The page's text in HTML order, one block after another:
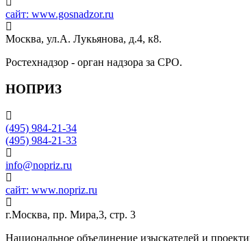
сайт: www.gosnadzor.ru
Москва, ул.А. Лукьянова, д.4, к8.
Ростехнадзор - орган надзора за СРО.
НОПРИЗ
(495) 984-21-34
(495) 984-21-33
info@nopriz.ru
сайт: www.nopriz.ru
г.Москва, пр. Мира,3, стр. 3
Национальное объединение изыскателей и